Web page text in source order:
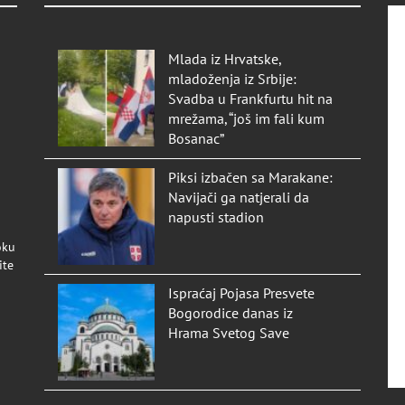
Mlada iz Hrvatske,
mladoženja iz Srbije:
Svadba u Frankfurtu hit na
mrežama, “još im fali kum
Bosanac”
Piksi izbačen sa Marakane:
Navijači ga natjerali da
napusti stadion
Ispraćaj Pojasa Presvete
Bogorodice danas iz
Hrama Svetog Save